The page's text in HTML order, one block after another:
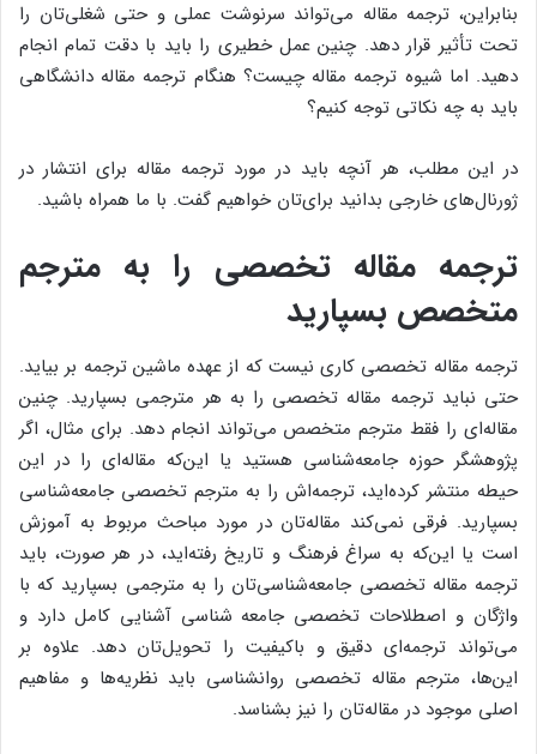
بنابراین، ترجمه مقاله می‌تواند سرنوشت عملی و حتی شغلی‌تان را
تحت تأثیر قرار دهد. چنین عمل خطیری را باید با دقت تمام انجام
دهید. اما شیوه ترجمه مقاله چیست؟ هنگام ترجمه مقاله دانشگاهی
باید به چه نکاتی توجه کنیم؟
در این مطلب، هر آنچه باید در مورد ترجمه مقاله برای انتشار در
ژورنال‌های خارجی بدانید برای‌تان خواهیم گفت. با ما همراه باشید.
ترجمه مقاله تخصصی را به مترجم
متخصص بسپارید
ترجمه مقاله تخصصی کاری نیست که از عهده ماشین ترجمه بر بیاید.
حتی نباید ترجمه مقاله تخصصی را به هر مترجمی بسپارید. چنین
مقاله‌ای را فقط مترجم متخصص می‌تواند انجام دهد. برای مثال، اگر
پژوهشگر حوزه جامعه‌شناسی هستید یا این‌که مقاله‌ای را در این
حیطه منتشر کرده‌اید، ترجمه‌اش را به مترجم تخصصی جامعه‌شناسی
بسپارید. فرقی نمی‌کند مقاله‌تان در مورد مباحث مربوط به آموزش
است یا این‌که به سراغ فرهنگ و تاریخ رفته‌اید، در هر صورت، باید
ترجمه مقاله تخصصی جامعه‌شناسی‌تان را به مترجمی بسپارید که با
واژگان و اصطلاحات تخصصی جامعه شناسی آشنایی کامل دارد و
می‌تواند ترجمه‌ای دقیق و باکیفیت را تحویل‌تان دهد. علاوه بر
این‌ها، مترجم مقاله تخصصی روانشناسی باید نظریه‌ها و مفاهیم
اصلی موجود در مقاله‌تان را نیز بشناسد.